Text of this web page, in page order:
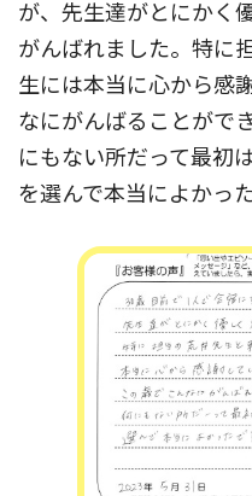
が、先生達がとにかく
がんばれました。特に
生には本当に心から感
なにがんばることがで
にもない所だって最初
を選んで本当によかった